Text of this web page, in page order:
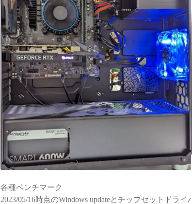
各種ベンチマーク
2023/05/16時点のWindows updateとチップセットドラ